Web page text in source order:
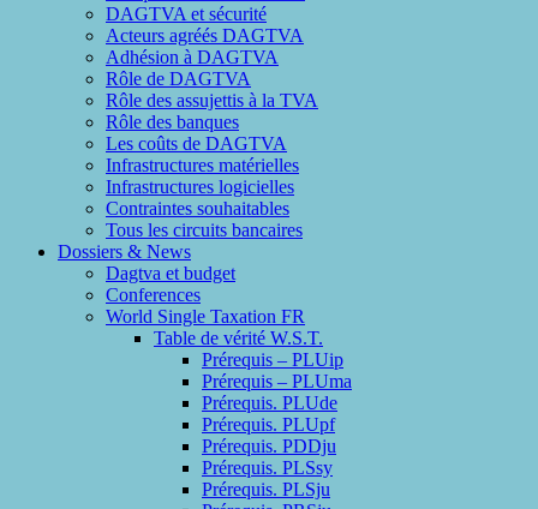
DAGTVA et sécurité
Acteurs agréés DAGTVA
Adhésion à DAGTVA
Rôle de DAGTVA
Rôle des assujettis à la TVA
Rôle des banques
Les coûts de DAGTVA
Infrastructures matérielles
Infrastructures logicielles
Contraintes souhaitables
Tous les circuits bancaires
Dossiers & News
Dagtva et budget
Conferences
World Single Taxation FR
Table de vérité W.S.T.
Prérequis – PLUip
Prérequis – PLUma
Prérequis. PLUde
Prérequis. PLUpf
Prérequis. PDDju
Prérequis. PLSsy
Prérequis. PLSju